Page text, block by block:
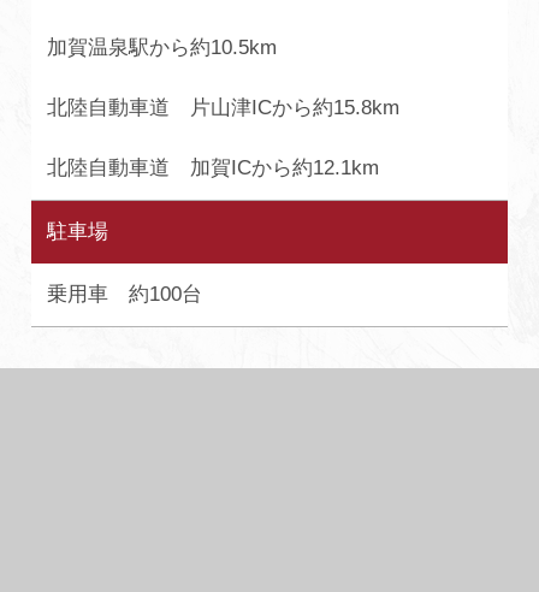
加賀温泉駅から約10.5km
北陸自動車道 片山津ICから約15.8km
北陸自動車道 加賀ICから約12.1km
駐車場
乗用車 約100台